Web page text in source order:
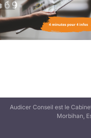
Flash Actu Social
4 minutes pour 4
Audicer Conseil est le
Morbihan,